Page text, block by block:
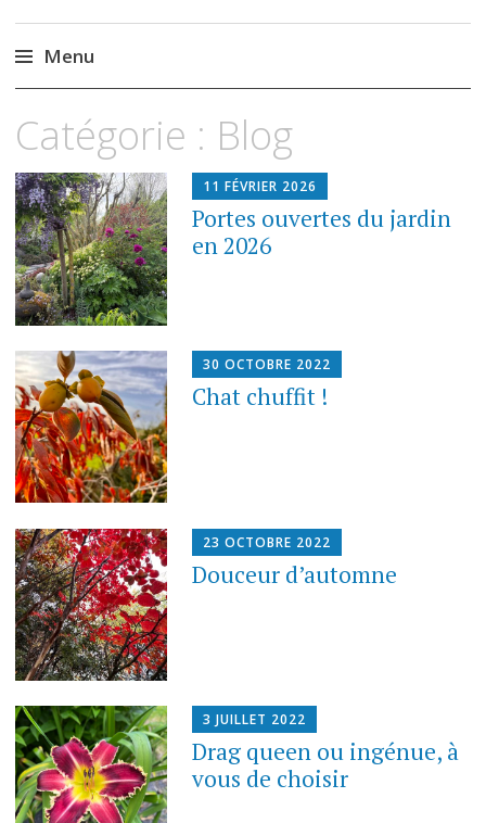
Menu
au
principal
Catégorie : Blog
11 FÉVRIER 2026
Portes ouvertes du jardin
en 2026
30 OCTOBRE 2022
Chat chuffit !
23 OCTOBRE 2022
Douceur d’automne
3 JUILLET 2022
Drag queen ou ingénue, à
vous de choisir